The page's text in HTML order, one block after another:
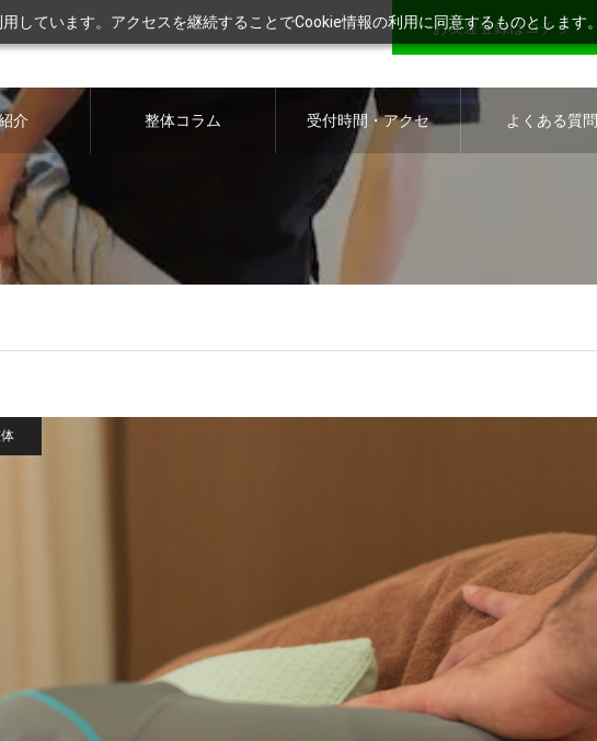
しています。アクセスを継続することでCookie情報の利用に同意するものとします。
お友達登録はコチラ
介 整体コラム 受付時間・アクセ
ス
よくある質問